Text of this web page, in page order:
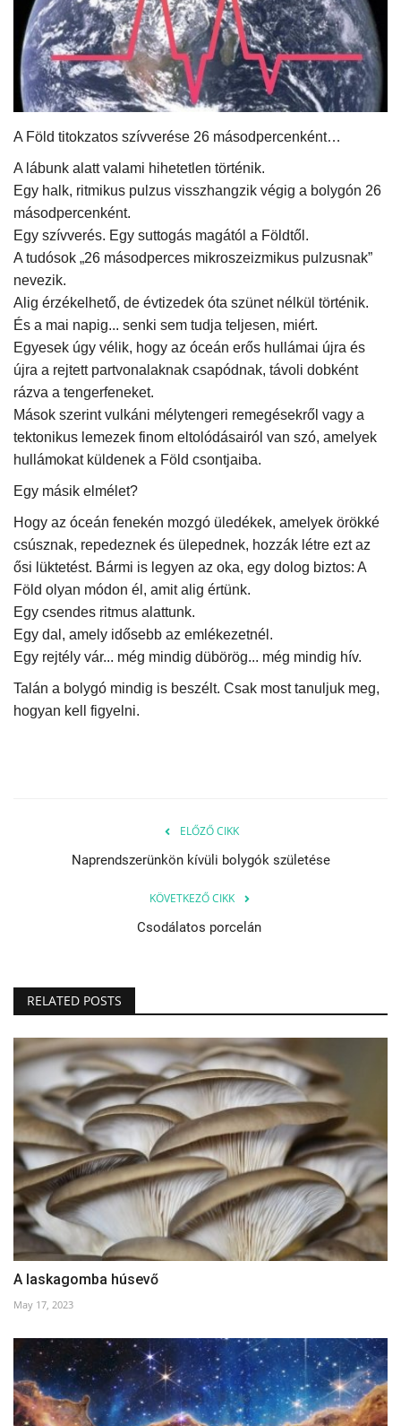
Kultúra
Történelem
Gazdaság
Művészet
Sport
Sajtó
Rendezvény
Humor
Napló postája
Galéria
Újság Archívum
Emlékezzünk †
Nyelv
Magyar Deutsch English
A Föld titokzatos szívverése 26 másodpercenként…
A lábunk alatt valami hihetetlen történik.
Egy halk, ritmikus pulzus visszhangzik végig a bolygón 26
másodpercenként.
Egy szívverés. Egy suttogás magától a Földtől.
A tudósok „26 másodperces mikroszeizmikus pulzusnak”
nevezik.
Alig érzékelhető, de évtizedek óta szünet nélkül történik.
És a mai napig... senki sem tudja teljesen, miért.
Egyesek úgy vélik, hogy az óceán erős hullámai újra és
újra a rejtett partvonalaknak csapódnak, távoli dobként
rázva a tengerfeneket.
Mások szerint vulkáni mélytengeri remegésekről vagy a
tektonikus lemezek finom eltolódásairól van szó, amelyek
hullámokat küldenek a Föld csontjaiba.
Egy másik elmélet?
Hogy az óceán fenekén mozgó üledékek, amelyek örökké
csúsznak, repedeznek és ülepednek, hozzák létre ezt az
ősi lüktetést. Bármi is legyen az oka, egy dolog biztos: A
Föld olyan módon él, amit alig értünk.
Egy csendes ritmus alattunk.
Egy dal, amely idősebb az emlékezetnél.
Egy rejtély vár... még mindig dübörög... még mindig hív.
Talán a bolygó mindig is beszélt. Csak most tanuljuk meg,
hogyan kell figyelni.
ELŐZŐ CIKK
Naprendszerünkön kívüli bolygók születése
KÖVETKEZŐ CIKK
Csodálatos porcelán
RELATED POSTS
A laskagomba húsevő
May 17, 2023